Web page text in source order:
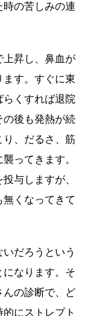
の苦しみの連
上昇し、鼻血が
す。すぐに東
らくすれば退院
の後も発熱が続
り、だるさ、筋
ってきます。
与しますが、
くなってきて
だろうという
になります。そ
んの診断で、ど
にストレプト